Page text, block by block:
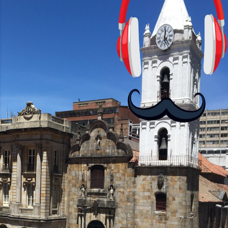
con personajes simpáticos y ayudas
visuales. ¿Será posible que una app que
antes nos enseñó francés, ahora nos
convierta en jugadores de ajedrez? Aún
no podrás jugar contra otros humanos
La aplicación Duolingo fue lanzada en
2012 y cuenta con más de 37 millones
de usuarios activos diarios. Desde 2022,
ha empeza...